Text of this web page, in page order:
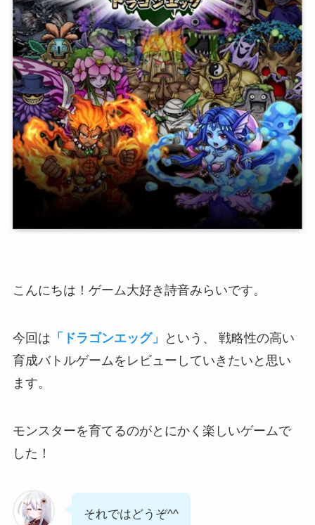
こんにちは！ゲーム大好き詩音みらいです。
今回は 「ドラゴンエッグ」
という、 戦略性の高い
育成バトルゲームをレビューしていきたいと思い
ます。
モンスターを育てるのがとにかく楽しいゲームで
した！
それではどうぞ^^